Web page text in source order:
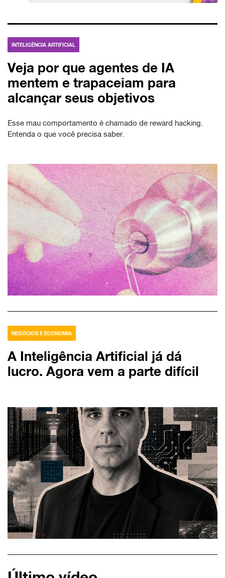
INTELIGÊNCIA ARTIFICIAL
Veja por que agentes de IA
mentem e trapaceiam para
alcançar seus objetivos
Esse mau comportamento é chamado de reward hacking.
Entenda o que você precisa saber.
NEGÓCIOS E ECONOMIA
A Inteligência Artificial já dá
lucro. Agora vem a parte difícil